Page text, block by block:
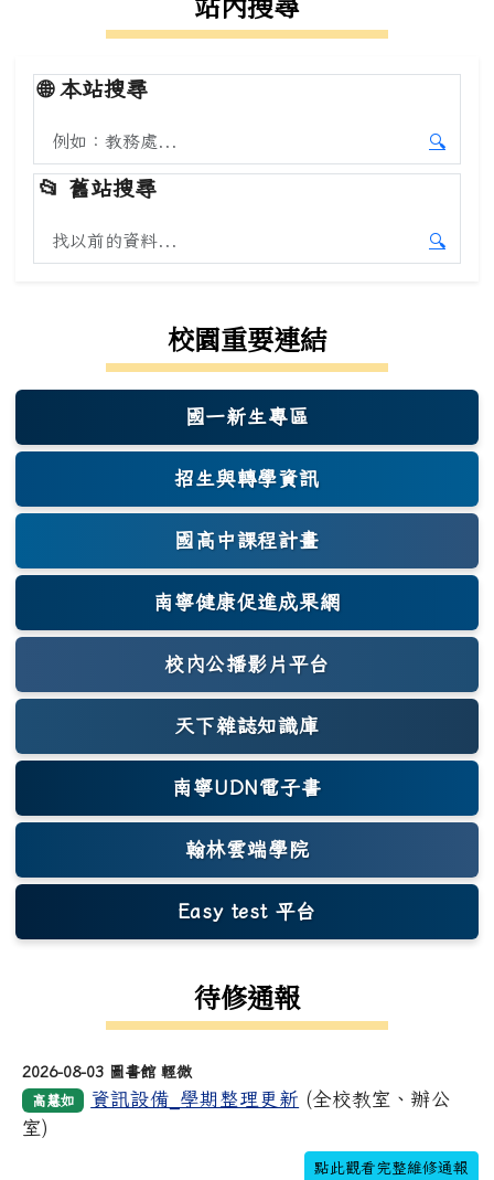
🌐本站搜尋
搜尋本站內容
🔍
開始本
📂 舊站搜尋
搜尋舊站內容
🔍
開始舊
校園重要連結
國一新生專區
(另開新視窗)
招生與轉學資訊
國高中課程計畫
南寧健康促進成果網
(另開新視窗)
校內公播影片平台
天下雜誌知識庫
(另開新視窗)
南寧UDN電子書
翰林雲端學院
Easy test 平台
(另開新視窗)
待修通報
2026-08-03 圖書館 輕微
高慧如
資訊設備_學期整理更新 (全校教室、辦公
室)
點此觀看完整維修通報